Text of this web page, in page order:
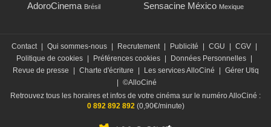
AdoroCinema Brésil Sensacine México Mexique
Contact Qui sommes-nous Recrutement Publicité CGU CGV
Politique de cookies
Préférences cookies Données Personnelles
Revue de presse
Charte d'écriture Les services AlloCiné
Gérer Utiq
©AlloCiné
Retrouvez tous les horaires et infos de votre cinéma sur le numéro AlloCiné :
0 892 892 892(0,90€/minute)